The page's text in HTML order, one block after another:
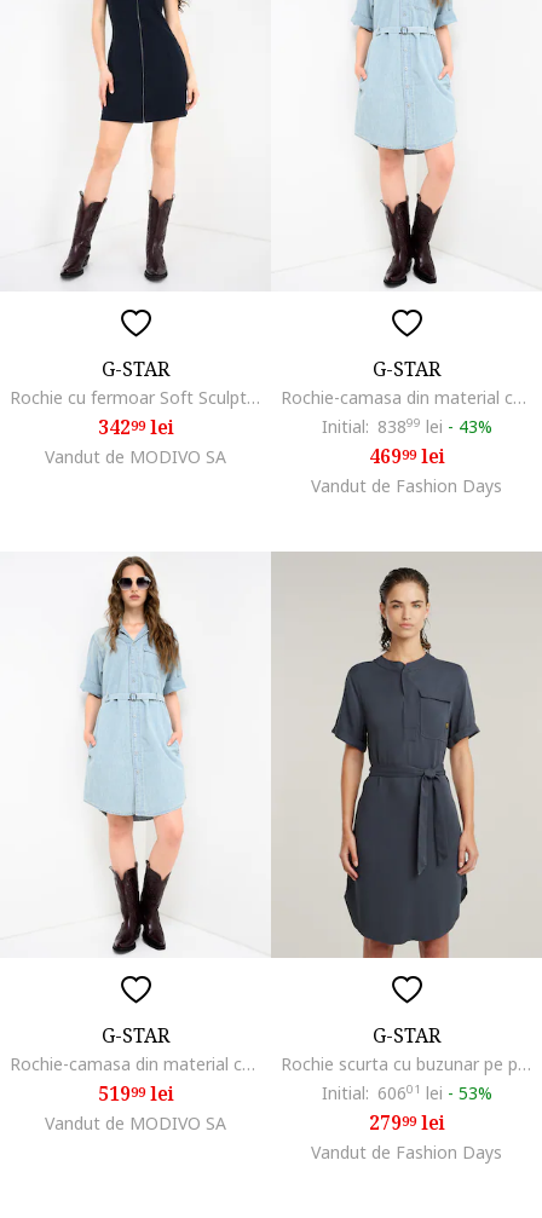
G-STAR
Rochie cu fermoar Soft Sculpt, Bleumarin
34299lei
Vandut de MODIVO SA
G-STAR
Rochie-camasa din material chambray cu o curea in talie, Albastru deschis
Initial: 83899 lei - 43%
46999lei
Vandut de Fashion Days
G-STAR
Rochie-camasa din material chambray cu o curea in talie, Albastru deschis
51999lei
Vandut de MODIVO SA
G-STAR
Rochie scurta cu buzunar pe piept, Albastru petrol
Initial: 60601 lei - 53%
27999lei
Vandut de Fashion Days